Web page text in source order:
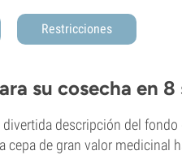
Restricciones
su cosecha en 8
descripción del
cepa de gran valor medicinal